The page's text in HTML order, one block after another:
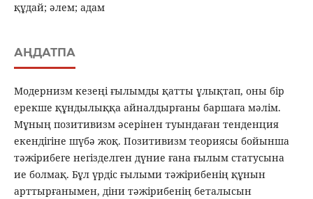
құдай; әлем; адам
АҢДАТПА
Модернизм кезеңі ғылымды қатты ұлықтап, оны бір
ерекше құндылыққа айналдырғаны баршаға мәлім.
Мұның позитивизм әсерінен туындаған тенденция
екендігіне шүбә жоқ. Позитивизм теориясы бойынша
тәжірибеге негізделген дүние ғана ғылым статусына
ие болмақ. Бұл үрдіс ғылыми тәжірибенің құнын
арттырғанымен, діни тәжірибенің беталысын